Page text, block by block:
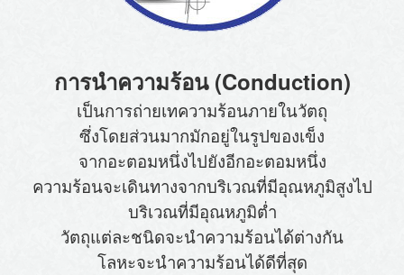
การนำความร้อน (Conduction)
เป็นการถ่ายเทความร้อนภายในวัตถุ
ซึ่งโดยส่วนมากมักอยู่ในรูปของเข็ง
จากอะตอมหนึ่งไปยังอีกอะตอมหนึ่ง
ความร้อนจะเดินทางจากบริเวณที่มีอุณหภูมิสูงไป
บริเวณที่มีอุณหภูมิต่ำ
วัตถุแต่ละชนิดจะนำความร้อนได้ต่างกัน
โลหะจะนำความร้อนได้ดีที่สุด